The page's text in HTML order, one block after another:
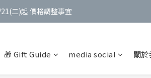
21(二)起 價格調整事宜
21(二)起 價格調整事宜
會員加贈$200購物金
🎁 Gift Guide media social 關於